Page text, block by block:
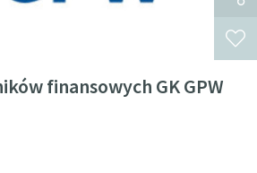
finansowych GK GPW